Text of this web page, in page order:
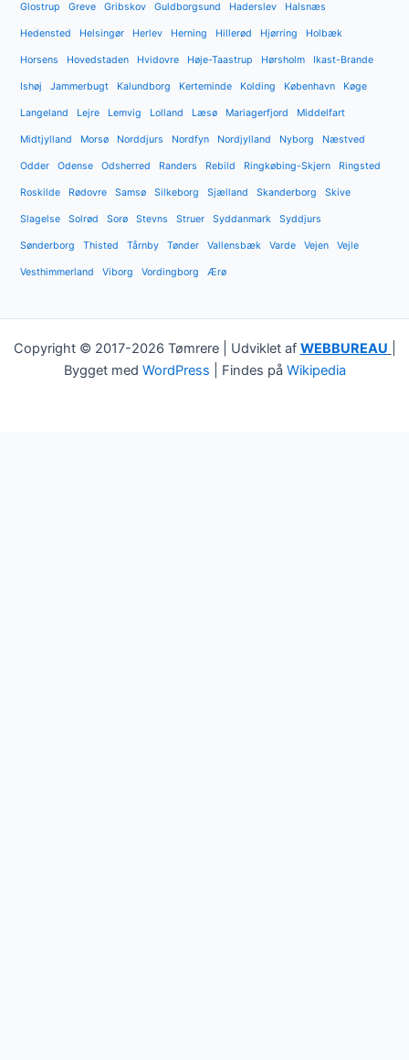
Glostrup Greve Gribskov Guldborgsund Haderslev Halsnæs
Hedensted Helsingør Herlev Herning Hillerød Hjørring Holbæk
Horsens Hovedstaden Hvidovre Høje-Taastrup Hørsholm Ikast-Brande
Ishøj Jammerbugt Kalundborg Kerteminde Kolding København Køge
Langeland Lejre Lemvig Lolland Læsø Mariagerfjord Middelfart
Midtjylland Morsø Norddjurs Nordfyn Nordjylland Nyborg Næstved
Odder Odense Odsherred Randers Rebild Ringkøbing-Skjern Ringsted
Roskilde Rødovre Samsø Silkeborg Sjælland Skanderborg Skive
Slagelse Solrød Sorø Stevns Struer Syddanmark Syddjurs
Sønderborg Thisted Tårnby Tønder Vallensbæk Varde Vejen Vejle
Vesthimmerland Viborg Vordingborg Ærø
Copyright © 2017-2026 Tømrere | Udviklet af WEBBUREAU
Bygget med WordPress | Findes på Wikipedia